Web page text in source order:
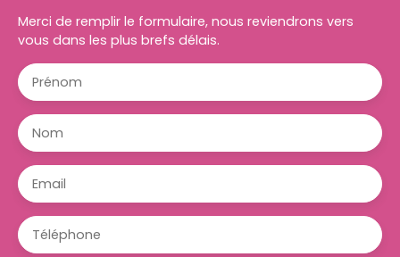
Merci de remplir le formulaire, nous reviendrons vers
vous dans les plus brefs délais.
Prénom
Nom
Email
Téléphone